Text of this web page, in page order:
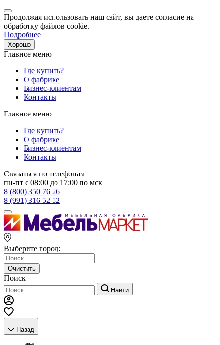
Продолжая использовать наш сайт, вы даете согласие на
обработку файлов cookie.
Подробнее
Хорошо
Главное меню
Где купить?
О фабрике
Бизнес-клиентам
Контакты
Главное меню
Где купить?
О фабрике
Бизнес-клиентам
Контакты
Связаться по телефонам
пн-пт с 08:00 до 17:00 по мск
8 (800) 350 76 26
8 (991) 316 52 52
Выберите город:
Очистить
Поиск
Найти
Назад